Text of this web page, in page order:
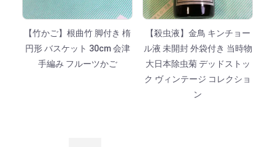
【竹かご】根曲竹 脚付き 楕
円形 バスケット 30cm 会津
手編み フルーツかご
【殺虫液】金鳥 キンチョー
ル液 未開封 外袋付き 当時物
大日本除虫菊 デッドストッ
ク ヴィンテージ コレクショ
ン